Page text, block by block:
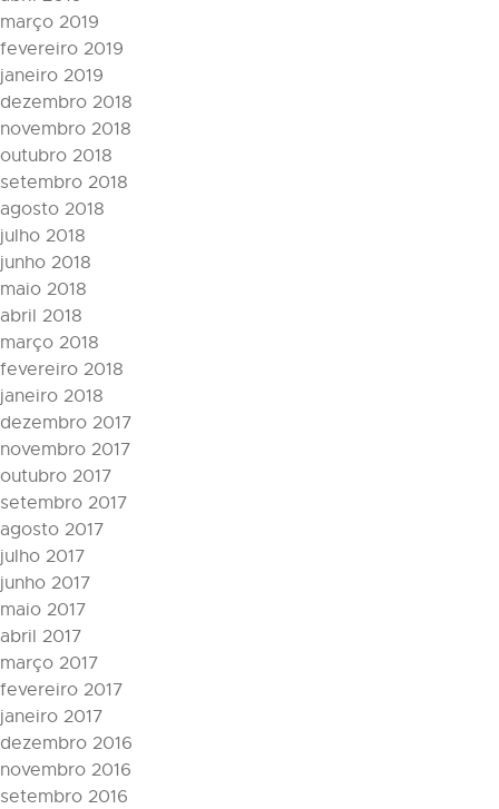
março 2019
fevereiro 2019
janeiro 2019
dezembro 2018
novembro 2018
outubro 2018
setembro 2018
agosto 2018
julho 2018
junho 2018
maio 2018
abril 2018
março 2018
fevereiro 2018
janeiro 2018
dezembro 2017
novembro 2017
outubro 2017
setembro 2017
agosto 2017
julho 2017
junho 2017
maio 2017
abril 2017
março 2017
fevereiro 2017
janeiro 2017
dezembro 2016
novembro 2016
setembro 2016